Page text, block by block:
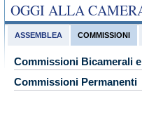
OGGI ALLA
ASSEMBLEA COMMISSIONI
Commissioni Bicamerali
Commissioni Permanenti